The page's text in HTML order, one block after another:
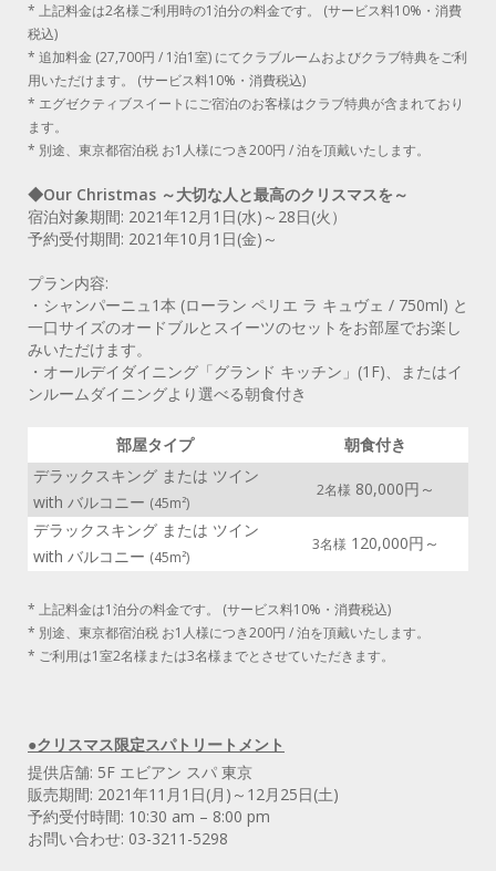
* 上記料金は2名様ご利用時の1泊分の料金です。 (サービス料10%・消費
税込)
* 追加料金 (27,700円 / 1泊1室) にてクラブルームおよびクラブ特典をご利
用いただけます。 (サービス料10%・消費税込)
* エグゼクティブスイートにご宿泊のお客様はクラブ特典が含まれており
ます。
* 別途、東京都宿泊税 お1人様につき200円 / 泊を頂戴いたします。
◆Our Christmas ～大切な人と最高のクリスマスを～
宿泊対象期間: 2021年12月1日(水)～28日(火）
予約受付期間: 2021年10月1日(金)～
プラン内容:
・シャンパーニュ1本 (ローラン ペリエ ラ キュヴェ / 750ml) と
一口サイズのオードブルとスイーツのセットをお部屋でお楽し
みいただけます。
・オールデイダイニング「グランド キッチン」(1F)、またはイ
ンルームダイニングより選べる朝食付き
部屋タイプ
朝食付き
デラックスキング または ツイン
with バルコニー (45m²)
2名様 80,000円～
デラックスキング または ツイン
with バルコニー (45m²)
3名様 120,000円～
* 上記料金は1泊分の料金です。 (サービス料10%・消費税込)
* 別途、東京都宿泊税 お1人様につき200円 / 泊を頂戴いたします。
* ご利用は1室2名様または3名様までとさせていただきます。
●クリスマス限定スパトリートメント
提供店舗: 5F エビアン スパ 東京
販売期間: 2021年11月1日(月)～12月25日(土)
予約受付時間: 10:30 am – 8:00 pm
お問い合わせ: 03-3211-5298